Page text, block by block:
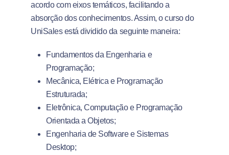
acordo com eixos temáticos, facilitando a
absorção dos conhecimentos. Assim, o curso do
UniSales está dividido da seguinte maneira:
Fundamentos da Engenharia e
Programação;
Mecânica, Elétrica e Programação
Estruturada;
Eletrônica, Computação e Programação
Orientada a Objetos;
Engenharia de Software e Sistemas
Desktop;